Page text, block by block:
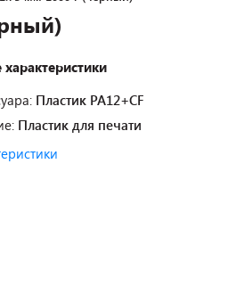
Пластик PA12+CF
Пластик для печати